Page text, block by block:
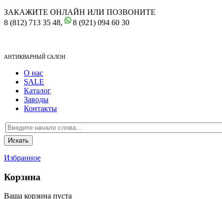
ЗАКАЖИТЕ ОНЛАЙН ИЛИ ПОЗВОНИТЕ
8 (812) 713 35 48,
8 (921) 094 60 30
АНТИКВАРНЫЙ САЛОН
О нас
SALE
Каталог
Заводы
Контакты
Избранное
Корзина
Ваша корзина пуста